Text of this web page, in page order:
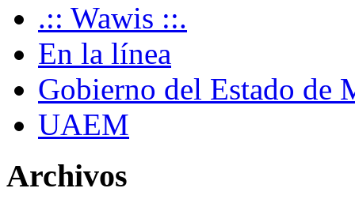
.:: Wawis ::.
En la línea
Gobierno del Estado de
UAEM
Archivos